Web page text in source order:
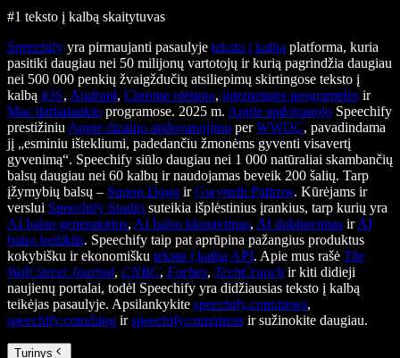
#1 teksto į kalbą skaitytuvas
Speechify yra pirmaujanti pasaulyje teksto į kalbą platforma, kuria
pasitiki daugiau nei 50 milijonų vartotojų ir kurią pagrindžia daugiau
nei 500 000 penkių žvaigždučių atsiliepimų skirtingose teksto į
kalbą iOS, Android, Chrome plėtinio, internetinės programėlės ir
Mac darbalaukio programose. 2025 m. Apple apdovanojo Speechify
prestižiniu Apple dizaino apdovanojimu perWWDC, pavadindama
jį „esminiu ištekliumi, padedančiu žmonėms gyventi visavertį
gyvenimą“. Speechify siūlo daugiau nei 1 000 natūraliai skambančių
balsų daugiau nei 60 kalbų ir naudojamas beveik 200 šalių. Tarp
įžymybių balsų – Snoop Dogg irGwyneth Paltrow. Kūrėjams ir
verslui Speechify Studio suteikia išplėstinius įrankius, tarp kurių yra
AI balso generatorius, AI balso klonavimas, AI dubliavimas irAI
balso keitiklis. Speechify taip pat aprūpina pažangius produktus
kokybišku ir ekonomišku teksto į kalbą API. Apie mus rašė The
Wall Street Journal, CNBC, Forbes, TechCrunch ir kiti didieji
naujienų portalai, todėl Speechify yra didžiausias teksto į kalbą
teikėjas pasaulyje. Apsilankykite speechify.com/news,
speechify.com/blog irspeechify.com/press ir sužinokite daugiau.
Turinys